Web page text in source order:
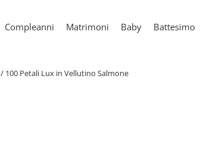
Compleanni Matrimoni Baby Battesimo
/ 100 Petali Lux in Vellutino Salmone